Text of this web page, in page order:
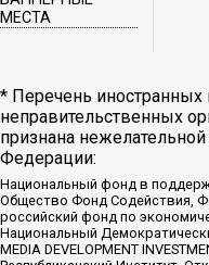
МЕСТА
* Перечень
неправительственных
признана
Федерации:
Национальный фонд в
Общество Фонд Содействия,
российский фонд по
Национальный
MEDIA DEVELOPMENT